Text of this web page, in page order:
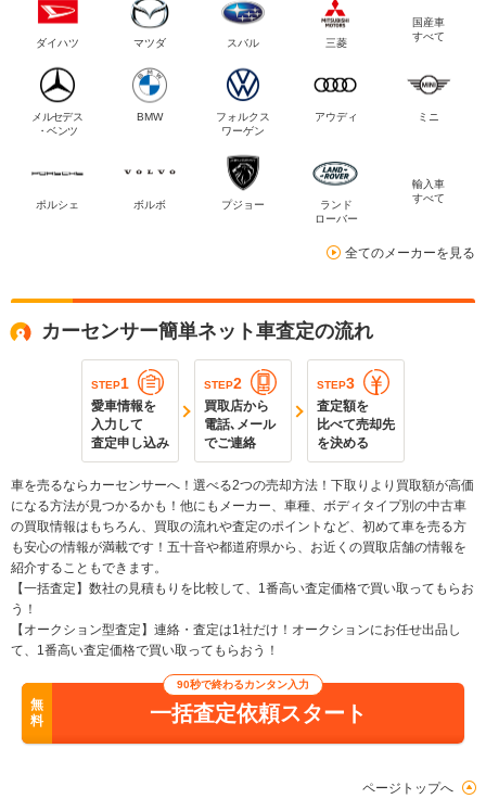
ダイハツ マツダ スバル 三菱
国産車
すべて
メルセデス
・ベンツ
BMW
フォルクス
ワーゲン
アウディ ミニ
ポルシェ ボルボ プジョー
ランド
ローバー
輸入車
すべて
全てのメーカーを見る
カーセンサー簡単ネット車査定の流れ
STEP1
愛車情報を
入力して
査定申し込み
STEP2
買取店から
電話､メール
でご連絡
STEP3
査定額を
比べて売却先
を決める
車を売るならカーセンサーへ！選べる2つの売却方法！下取りより買取額が高価
になる方法が見つかるかも！他にもメーカー、車種、ボディタイプ別の中古車
の買取情報はもちろん、買取の流れや査定のポイントなど、初めて車を売る方
も安心の情報が満載です！五十音や都道府県から、お近くの買取店舗の情報を
紹介することもできます。
【一括査定】数社の見積もりを比較して、1番高い査定価格で買い取ってもらお
う！
【オークション型査定】連絡・査定は1社だけ！オークションにお任せ出品し
て、1番高い査定価格で買い取ってもらおう！
無
料
90秒で終わるカンタン入力
一括査定依頼スタート
ページトップへ